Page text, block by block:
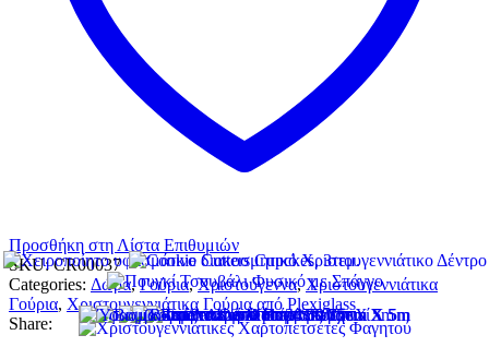
Προσθήκη στη Λίστα Επιθυμιών
SKU:CR00037
Categories: Δώρα,Γούρια,Χριστούγεννα,Χριστουγεννιάτικα
Γούρια, Χριστουγεννιάτικα Γούρια από Plexiglass
Share: